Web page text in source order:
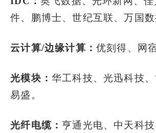
件、鹏博士、世纪互联、万国数
云计算/边缘计算：优刻得、网
光模块：华工科技、光迅科技
易盛。
光纤电缆：亨通光电、中天科技